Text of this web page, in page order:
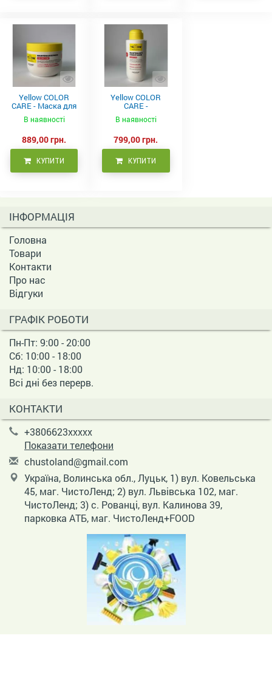
Yellow COLOR
CARE - Маска для
фарбованого
волосся, 500 мл
В наявності
889,00 грн.
КУПИТИ
Yellow COLOR
CARE -
Кондиціонер для
фарбованого
В наявності
799,00 грн.
КУПИТИ
ІНФОРМАЦІЯ
Головна
Товари
Контакти
Про нас
Відгуки
ГРАФІК РОБОТИ
Пн-Пт: 9:00 - 20:00
Сб: 10:00 - 18:00
Нд: 10:00 - 18:00
Всі дні без перерв.
КОНТАКТИ
+3806623xxxxx
Показати телефони
chustoland@gmail.com
Україна, Волинська обл., Луцьк, 1) вул. Ковельська
45, маг. ЧистоЛенд; 2) вул. Львівська 102, маг.
ЧистоЛенд; 3) с. Рованці, вул. Калинова 39,
парковка АТБ, маг. ЧистоЛенд+FOOD